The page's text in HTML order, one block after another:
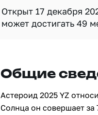
Открыт 17 декабря
может достигать 49
Общие
Астероид 2025 YZ
Солнца он совершает за